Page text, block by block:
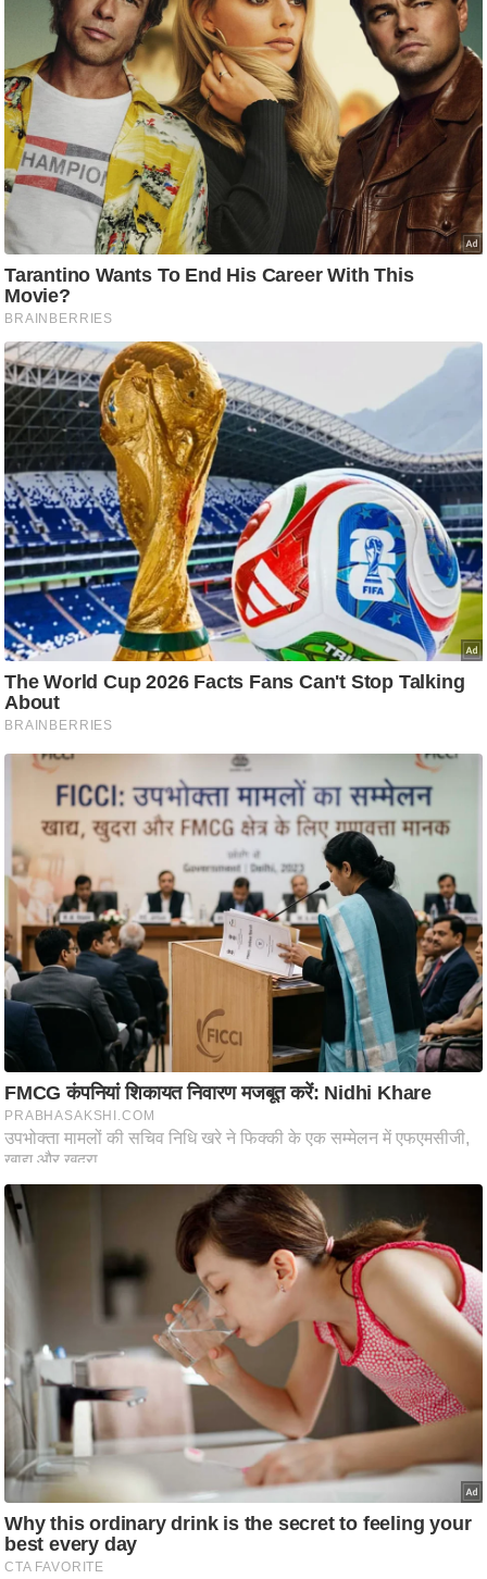
वि
श्ले
ष
ण
स
सा
म
यि
मा
तृ
भू
मि
स्तं
भ
ए
म
.
आ
र
.
आ
प
र
स
मी
क्षा
ध
ज्यो
ति
ष
प्र
भु
म
हि
र्म
स्थ
ल
व्र
त
त्यो
हा
र